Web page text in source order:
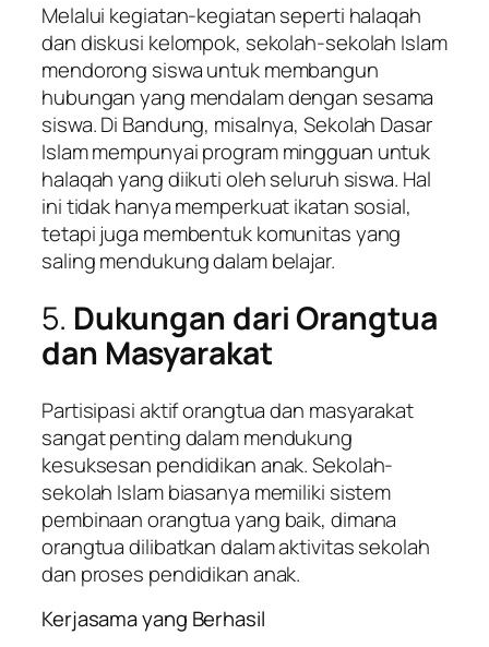
Melalui kegiatan-kegiatan seperti halaqah
dan diskusi kelompok, sekolah-sekolah Islam
mendorong siswa untuk membangun
hubungan yang mendalam dengan sesama
siswa. Di Bandung, misalnya, Sekolah Dasar
Islam mempunyai program mingguan untuk
halaqah yang diikuti oleh seluruh siswa. Hal
ini tidak hanya memperkuat ikatan sosial,
tetapi juga membentuk komunitas yang
saling mendukung dalam belajar.
5. Dukungan dari Orangtua
dan Masyarakat
Partisipasi aktif orangtua dan masyarakat
sangat penting dalam mendukung
kesuksesan pendidikan anak. Sekolah-
sekolah Islam biasanya memiliki sistem
pembinaan orangtua yang baik, dimana
orangtua dilibatkan dalam aktivitas sekolah
dan proses pendidikan anak.
Kerjasama yang Berhasil